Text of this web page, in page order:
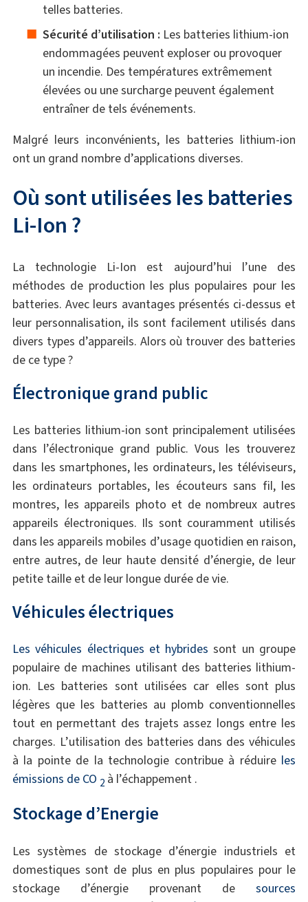
telles batteries.
Sécurité d’utilisation : Les batteries lithium-ion
endommagées peuvent exploser ou provoquer
un incendie. Des températures extrêmement
élevées ou une surcharge peuvent également
entraîner de tels événements.
Malgré leurs inconvénients, les batteries lithium-ion
ont un grand nombre d’applications diverses.
Où sont utilisées les batteries
Li-Ion ?
La technologie Li-Ion est aujourd’hui l’une des
méthodes de production les plus populaires pour les
batteries. Avec leurs avantages présentés ci-dessus et
leur personnalisation, ils sont facilement utilisés dans
divers types d’appareils. Alors où trouver des batteries
de ce type ?
Électronique grand public
Les batteries lithium-ion sont principalement utilisées
dans l’électronique grand public. Vous les trouverez
dans les smartphones, les ordinateurs, les téléviseurs,
les ordinateurs portables, les écouteurs sans fil, les
montres, les appareils photo et de nombreux autres
appareils électroniques. Ils sont couramment utilisés
dans les appareils mobiles d’usage quotidien en raison,
entre autres, de leur haute densité d’énergie, de leur
petite taille et de leur longue durée de vie.
Véhicules électriques
Les véhicules électriques et hybrides sont un groupe
populaire de machines utilisant des batteries lithium-
ion. Les batteries sont utilisées car elles sont plus
légères que les batteries au plomb conventionnelles
tout en permettant des trajets assez longs entre les
charges. L’utilisation des batteries dans des véhicules
à la pointe de la technologie contribue à réduire les
émissions de CO 2à l’échappement .
Stockage d’Energie
Les systèmes de stockage d’énergie industriels et
domestiques sont de plus en plus populaires pour le
stockage d’énergie provenant desources